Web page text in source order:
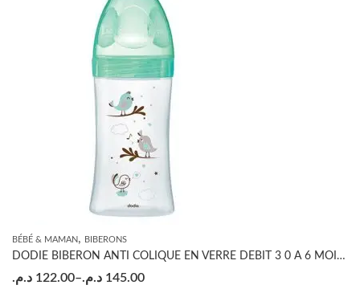
BÉBÉ & MAMAN, BIBERONS
DODIE BIBERON ANTI COLIQUE EN VERRE DEBIT 3 0 A 6 MOIS VERT OISEAUX 270ML
122.00 د.م. – 145.00 د.م.